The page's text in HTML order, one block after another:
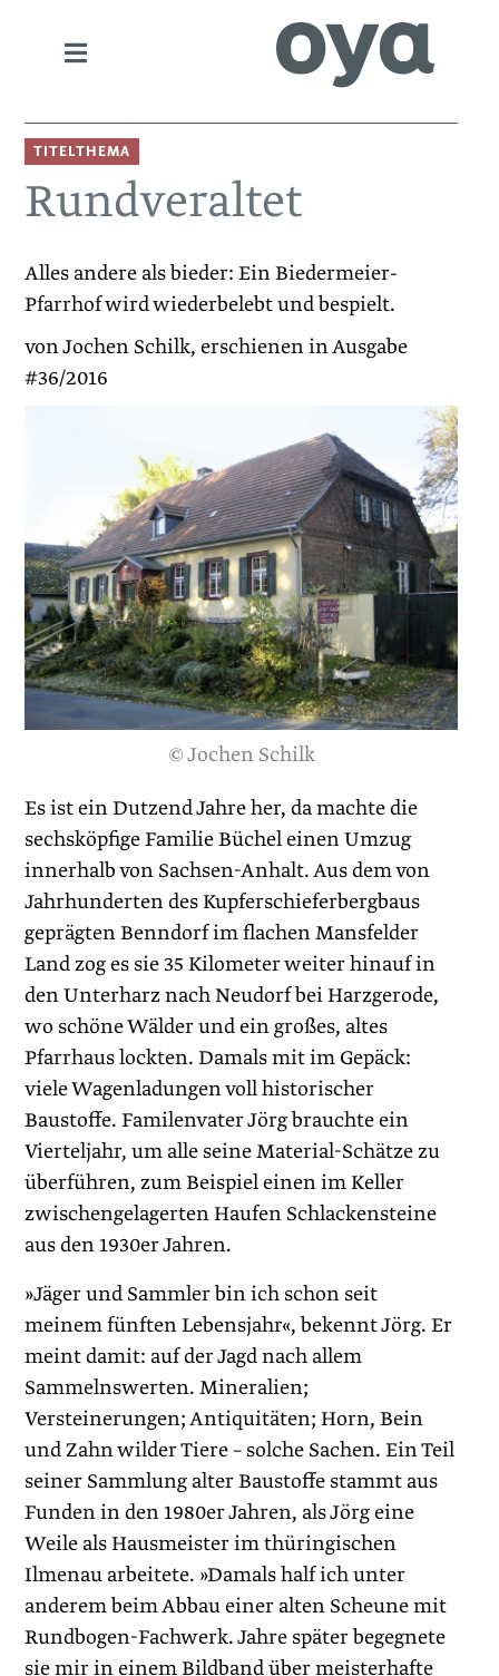
TITELTHEMA
Rundveraltet
Alles andere als bieder: Ein Biedermeier-
Pfarrhof wird wiederbelebt und bespielt.
von Jochen Schilk, erschienen in Ausgabe
#36/2016
© Jochen Schilk
Es ist ein Dutzend Jahre her, da machte die
sechsköpfige Familie Büchel einen Umzug
innerhalb von Sachsen-Anhalt. Aus dem von
Jahrhunderten des Kupferschieferbergbaus
geprägten Benndorf im flachen Mansfelder
Land zog es sie 35 Kilometer weiter hinauf in
den Unterharz nach Neudorf bei Harzgerode,
wo schöne Wälder und ein großes, altes
Pfarrhaus lockten. Damals mit im Gepäck:
viele Wagenladungen voll historischer
Baustoffe. Familenvater Jörg brauchte ein
Vierteljahr, um alle seine Material-Schätze zu
überführen, zum Beispiel einen im Keller
zwischengelagerten Haufen Schlackensteine
aus den 1930er Jahren.
»Jäger und Sammler bin ich schon seit
meinem fünften Lebensjahr«, bekennt Jörg. Er
meint damit: auf der Jagd nach allem
Sammelnswerten. Mineralien;
Versteinerungen; Antiquitäten; Horn, Bein
und Zahn wilder Tiere – solche Sachen. Ein Teil
­seiner Sammlung alter Baustoffe stammt aus
Funden in den 1980er Jahren, als Jörg eine
Weile als Hausmeister im thüringischen
Ilmenau arbeitete. »Damals half ich unter
anderem beim Abbau einer alten Scheune mit
Rundbogen-Fachwerk. Jahre später begegnete
sie mir in einem Bildband über meisterhafte